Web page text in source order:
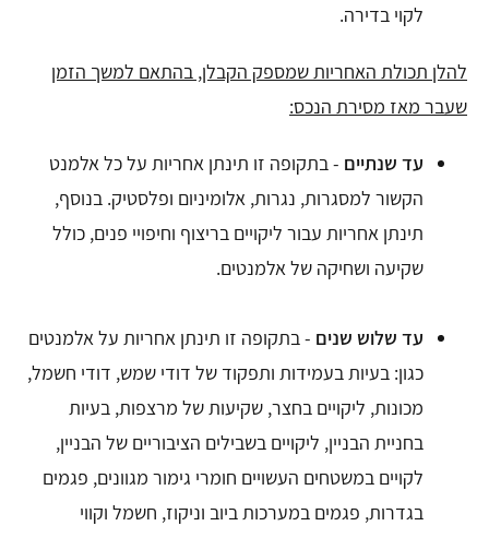
לקוי בדירה.
להלן תכולת האחריות שמספק הקבלן, בהתאם למשך הזמן
שעבר מאז מסירת הנכס:
עד שנתיים - בתקופה זו תינתן אחריות על כל אלמנט
הקשור למסגרות, נגרות, אלומיניום ופלסטיק. בנוסף,
תינתן אחריות עבור ליקויים בריצוף וחיפויי פנים, כולל
שקיעה ושחיקה של אלמנטים.
עד שלוש שנים - בתקופה זו תינתן אחריות על אלמנטים
כגון: בעיות בעמידות ותפקוד של דודי שמש, דודי חשמל,
מכונות, ליקויים בחצר, שקיעות של מרצפות, בעיות
בחניית הבניין, ליקויים בשבילים הציבוריים של הבניין,
לקויים במשטחים העשויים חומרי גימור מגוונים, פגמים
בגדרות, פגמים במערכות ביוב וניקוז, חשמל וקווי